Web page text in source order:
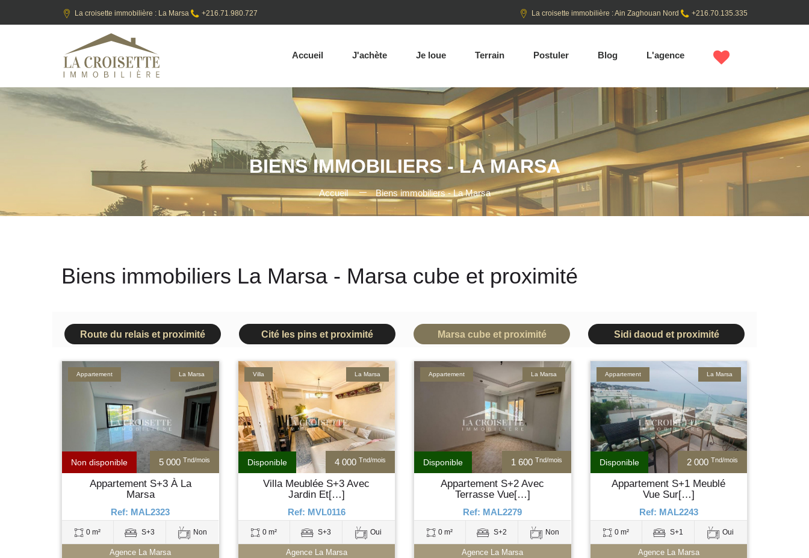
La croisette immobilière : La Marsa +216.71.980.727 La croisette immobilière : Ain Zaghouan Nord +216.70.135.335
Accueil J'achète Je loue Terrain Postuler Blog L'agence
BIENS IMMOBILIERS - LA MARSA
Accueil Biens immobiliers - La Marsa
Biens immobiliers La Marsa - Marsa cube et proximité
Route du relais et proximité Cité les pins et proximité Marsa cube et proximité Sidi daoud et proximité
5 000 Tnd/mois
Non disponible
La Marsa
Appartement
Appartement S+3 À La
Marsa
Ref: MAL2323
0 m² S+3 Non
Agence La Marsa
4 000 Tnd/mois
Disponible
La Marsa
Villa
Villa Meublée S+3 Avec
Jardin Et[…]
Ref: MVL0116
0 m² S+3 Oui
Agence La Marsa
1 600 Tnd/mois
Disponible
La Marsa
Appartement
Appartement S+2 Avec
Terrasse Vue[…]
Ref: MAL2279
0 m² S+2 Non
Agence La Marsa
2 000 Tnd/mois
Disponible
La Marsa
Appartement
Appartement S+1 Meublé
Vue Sur[…]
Ref: MAL2243
0 m² S+1 Oui
Agence La Marsa